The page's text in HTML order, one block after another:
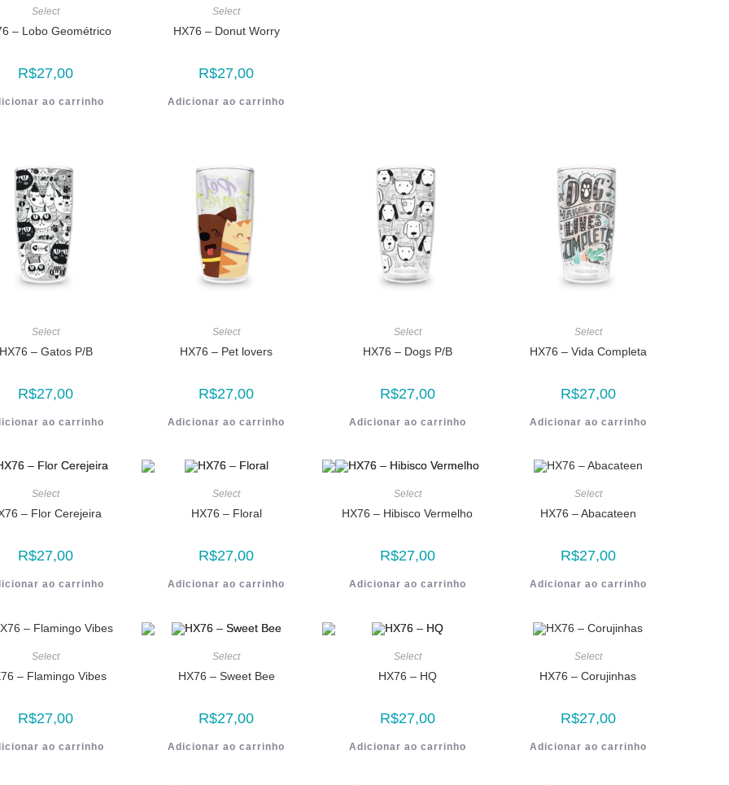
Select
– Lobo Geométrico
R$27,00
ao carrinho
Select
HX76 – Donut Worry
R$27,00
Adicionar ao carrinho
Select
– Gatos P/B
R$27,00
ao carrinho
Select
HX76 – Pet lovers
R$27,00
Adicionar ao carrinho
Select
HX76 – Dogs P/B
R$27,00
Adicionar ao carrinho
Select
HX76 – Vida Completa
R$27,00
Adicionar ao carrinho
Select
– Flor Cerejeira
R$27,00
ao carrinho
Select
HX76 – Floral
R$27,00
Adicionar ao carrinho
Select
HX76 – Hibisco Vermelho
R$27,00
Adicionar ao carrinho
Select
HX76 – Abacateen
R$27,00
Adicionar ao carrinho
Select
– Flamingo Vibes
R$27,00
ao carrinho
Select
HX76 – Sweet Bee
R$27,00
Adicionar ao carrinho
Select
HX76 – HQ
R$27,00
Adicionar ao carrinho
Select
HX76 – Corujinhas
R$27,00
Adicionar ao carrinho